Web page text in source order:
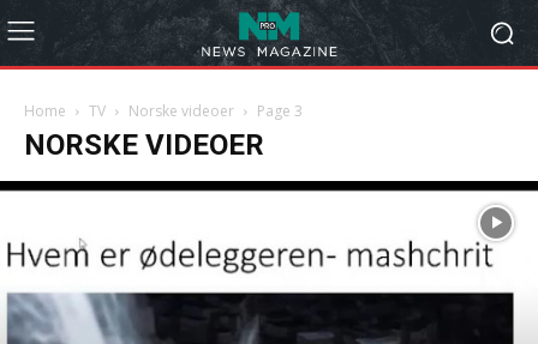
Home TV Norske videoer Page 3
NORSKE VIDEOER